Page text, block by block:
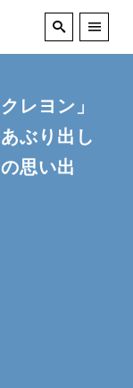
レヨン」
ぶり出し
思い出